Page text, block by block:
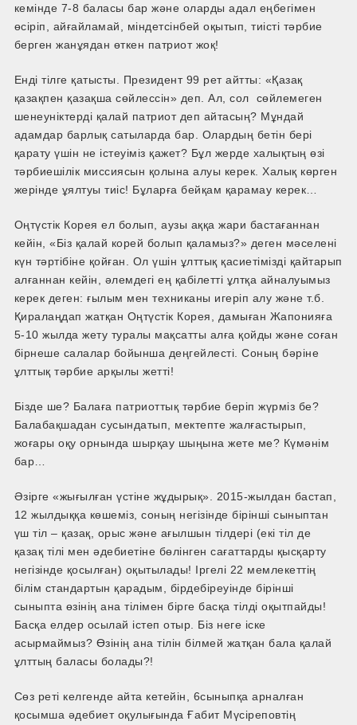
кемінде 7-8 баласы бар және оларды адал еңбегімен
өсіріп, айғайламай, міндетсінбей оқытып, тиісті тәрбие
берген жанұядан өткен патриот жоқ!
Енді тілге қатысты. Президент 99 рет айтты: «Қазақ
қазақпен қазақша сөйлессін» деп. Ал, сол сөйлемеген
шенеуніктерді қалай патриот деп айтасың? Мұндай
адамдар барлық сатыларда бар. Олардың бетін бері
қарату үшін не істеуіміз қажет? Бұл жерде халықтың өзі
тәрбиешілік миссиясын қолына алуы керек. Халық көрген
жерінде ұялтуы тиіс! Бұларға бейқам қарамау керек…
Оңтүстік Корея ел болып, аузы аққа жари бастағаннан
кейін, «Біз қалай корей болып қаламыз?» деген мәселені
күн тәртібіне қойған. Ол үшін ұлттық қасиетімізді қайтарып
алғаннан кейін, әлемдегі ең қабілетті ұлтқа айналуымыз
керек деген: ғылым мен техниканы игеріп алу және т.б.
Қиралаңдап жатқан Оңтүстік Корея, дамыған Жапонияға
5-10 жылда жету туралы мақсатты алға қойды және соған
бірнеше салалар бойынша деңгейлесті. Соның бәріне
ұлттық тәрбие арқылы жетті!
Бізде ше? Балаға патриоттық тәрбие беріп жүрміз бе?
Балабақшадан сусындатып, мектепте жалғастырып,
жоғары оқу орнында шырқау шыңына жете ме? Күмәнім
бар…
Әзірге «жығылған үстіне жұдырық». 2015-жылдан бастап,
12 жылдыққа көшеміз, соның негізінде бірінші сыныптан
үш тіл – қазақ, орыс және ағылшын тілдері (екі тіл де
қазақ тілі мен әдебиетіне бөлінген сағаттарды қысқарту
негізінде қосылған) оқытылады! Іргелі 22 мемлекеттің
білім стандартын қарадым, бірде­біреуінде бірінші
сыныпта өзінің ана тілімен бірге басқа тілді оқытпайды!
Басқа елдер осылай істеп отыр. Біз неге іске
асырмаймыз? Өзінің ана тілін білмей жатқан бала қалай
ұлттың баласы болады?!
Сөз реті келгенде айта кетейін, 6­сыныпқа арналған
қосымша әдебиет оқулығында Ғабит Мүсіреповтің